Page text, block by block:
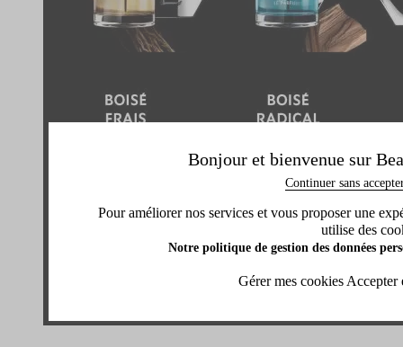
Bonjour et bienvenue sur
Continuer sans
Pour améliorer nos services et vous proposer une
utilise des
Notre politique de gestion des données
Gérer mes cookies Accepter